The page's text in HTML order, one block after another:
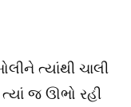
ત્યાંથી ચાલી
ત્યાં જ ઊભો રહી